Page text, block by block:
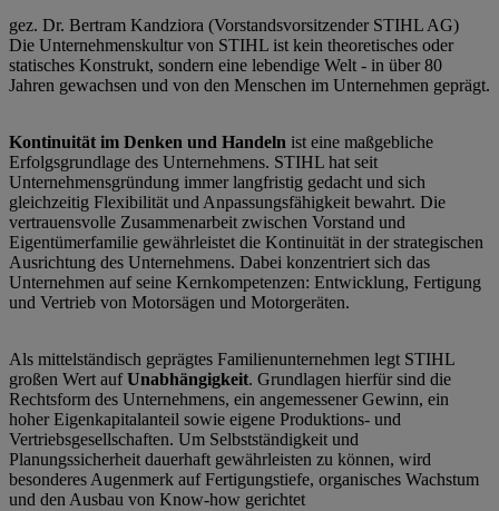
gez. Dr. Bertram Kandziora (Vorstandsvorsitzender STIHL AG)
Die Unternehmenskultur von STIHL ist kein theoretisches oder
statisches Konstrukt, sondern eine lebendige Welt - in über 80
Jahren gewachsen und von den Menschen im Unternehmen geprägt.
Kontinuität im Denken und Handeln ist eine maßgebliche
Erfolgsgrundlage des Unternehmens. STIHL hat seit
Unternehmensgründung immer langfristig gedacht und sich
gleichzeitig Flexibilität und Anpassungsfähigkeit bewahrt. Die
vertrauensvolle Zusammenarbeit zwischen Vorstand und
Eigentümerfamilie gewährleistet die Kontinuität in der strategischen
Ausrichtung des Unternehmens. Dabei konzentriert sich das
Unternehmen auf seine Kernkompetenzen: Entwicklung, Fertigung
und Vertrieb von Motorsägen und Motorgeräten.
Als mittelständisch geprägtes Familienunternehmen legt STIHL
großen Wert aufUnabhängigkeit. Grundlagen hierfür sind die
Rechtsform des Unternehmens, ein angemessener Gewinn, ein
hoher Eigenkapitalanteil sowie eigene Produktions- und
Vertriebsgesellschaften. Um Selbstständigkeit und
Planungssicherheit dauerhaft gewährleisten zu können, wird
besonderes Augenmerk auf Fertigungstiefe, organisches Wachstum
und den Ausbau von Know-how gerichtet